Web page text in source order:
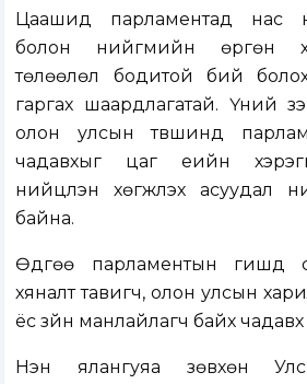
Цаашид парламентад нас
болон нийгмийн өргөн
төлөөлөл бодитой бий болох
гаргах шаардлагатай. Үүний
олон улсын түвшинд
чадавхыг цаг үеийн
нийцүүлэн хөгжүүлэх асуудал
байна.
Өдгөө парламентын гишүүд
хяналт тавигч, олон улсын
ёс зүйн манлайлагч байх
Нэн ялангуяа зөвхөн